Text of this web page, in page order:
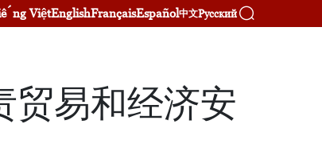
ViệtEnglishFrançaisEspañol中文Русский
贸易和经济安